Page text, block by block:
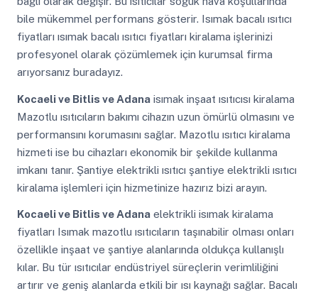
bile mükemmel performans gösterir. Isımak bacalı ısıtıcı
fiyatları ısımak bacalı ısıtıcı fiyatları kiralama işlerinizi
profesyonel olarak çözümlemek için kurumsal firma
arıyorsanız buradayız.
Kocaeli ve Bitlis ve Adanaisımak inşaat ısıtıcısı kiralama
Mazotlu ısıtıcıların bakımı cihazın uzun ömürlü olmasını ve
performansını korumasını sağlar. Mazotlu ısıtıcı kiralama
hizmeti ise bu cihazları ekonomik bir şekilde kullanma
imkanı tanır. Şantiye elektrikli ısıtıcı şantiye elektrikli ısıtıcı
kiralama işlemleri için hizmetinize hazırız bizi arayın.
Kocaeli ve Bitlis ve Adanaelektrikli isımak kiralama
fiyatları Isımak mazotlu ısıtıcıların taşınabilir olması onları
özellikle inşaat ve şantiye alanlarında oldukça kullanışlı
kılar. Bu tür ısıtıcılar endüstriyel süreçlerin verimliliğini
artırır ve geniş alanlarda etkili bir ısı kaynağı sağlar. Bacalı